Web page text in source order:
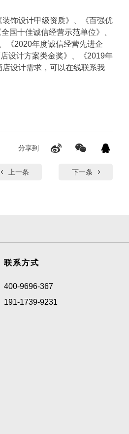
饰设计甲级资质》、《百强优
国十佳诚信经营示范单位》、
《2020年度诚信经营先进企
设计方案类金奖》、《2019年
设计需求，可以在线联系我
分享到
上一条 下一条
联系方式
400-9696-367
191-1739-9231